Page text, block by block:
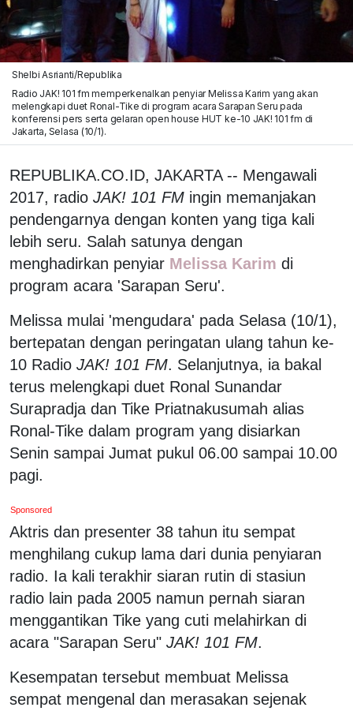
Shelbi Asrianti/Republika
Radio JAK! 101 fm memperkenalkan penyiar Melissa Karim yang akan
melengkapi duet Ronal-Tike di program acara Sarapan Seru pada
konferensi pers serta gelaran open house HUT ke-10 JAK! 101 fm di
Jakarta, Selasa (10/1).
REPUBLIKA.CO.ID, JAKARTA -- Mengawali
2017, radio JAK! 101 FM ingin memanjakan
pendengarnya dengan konten yang tiga kali
lebih seru. Salah satunya dengan
menghadirkan penyiar Melissa Karim di
program acara 'Sarapan Seru'.
Melissa mulai 'mengudara' pada Selasa (10/1),
bertepatan dengan peringatan ulang tahun ke-
10 Radio JAK! 101 FM. Selanjutnya, ia bakal
terus melengkapi duet Ronal Sunandar
Surapradja dan Tike Priatnakusumah alias
Ronal-Tike dalam program yang disiarkan
Senin sampai Jumat pukul 06.00 sampai 10.00
pagi.
Sponsored
Aktris dan presenter 38 tahun itu sempat
menghilang cukup lama dari dunia penyiaran
radio. Ia kali terakhir siaran rutin di stasiun
radio lain pada 2005 namun pernah siaran
menggantikan Tike yang cuti melahirkan di
acara "Sarapan Seru" JAK! 101 FM.
Kesempatan tersebut membuat Melissa
sempat mengenal dan merasakan sejenak